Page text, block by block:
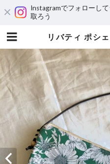
Instagramでフォローし
取ろう